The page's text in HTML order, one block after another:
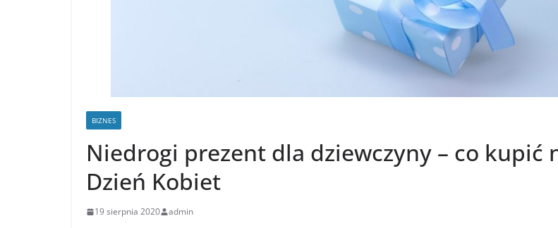
BIZNES
Niedrogi prezent dla dziewczyny – co kupić
Dzień Kobiet
19 sierpnia 2020 admin